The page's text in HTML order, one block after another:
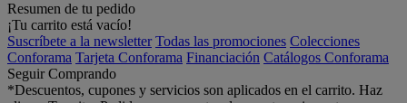
Resumen de tu pedido
¡Tu carrito está vacío!
Suscríbete a la newsletter Todas las promociones Colecciones
Conforama Tarjeta Conforama Financiación Catálogos Conforama
Seguir Comprando
*Descuentos, cupones y servicios son aplicados en el carrito. Haz